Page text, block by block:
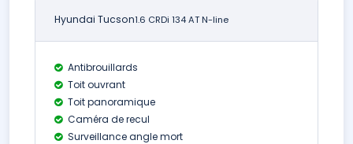
Hyundai Tucson1.6 CRDi 134 AT N-line
Antibrouillards
Toit ouvrant
Toit panoramique
Caméra de recul
Surveillance angle mort